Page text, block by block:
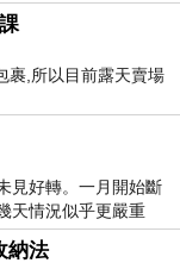
裹,所以目前露天賣場
見好轉。一月開始斷
天情況似乎更嚴重
納法